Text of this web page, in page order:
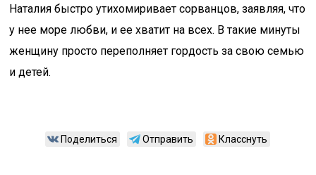
Наталия быстро утихомиривает сорванцов, заявляя, что
у нее море любви, и ее хватит на всех. В такие минуты
женщину просто переполняет гордость за свою семью
и детей.
Поделиться Отправить Класснуть